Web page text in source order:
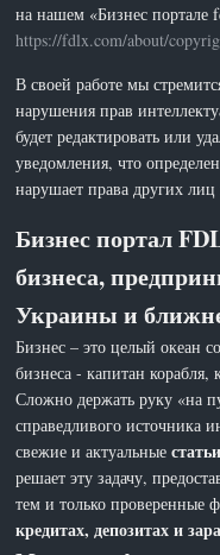
на нашем «Бизнес портале
https://fdlx.com/about/
В своей работе мы
нарушения прав
будет редактировать или
уведомления, что
нарушает права других лиц
Бизнес портал
бизнеса,
Украины и
Бизнес – это целый океан
бизнеса - капитан
Сложно держать руку «на
справедливого источника
свежие и актуальные
решает эту задачу,
тем и только проверенные
кредитах, депозитах и